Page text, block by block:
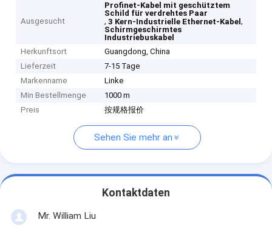
Ausgesucht
Profinet-Kabel mit geschütztem
Schild für verdrehtes Paar
,3 Kern-Industrielle Ethernet-Kabel,
Schirmgeschirmtes
Industriebuskabel
Herkunftsort
Guangdong, China
Lieferzeit
7-15 Tage
Markenname
Linke
Min Bestellmenge
1000 m
Preis
按规格报价
Sehen Sie mehr an
Kontaktdaten
Mr. William Liu